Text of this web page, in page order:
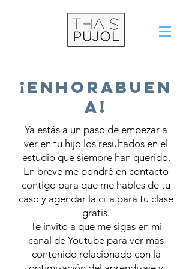
¡Enhorabuen
a!
Ya estás a un paso de empezar a
ver en tu hijo los resultados en el
estudio que siempre han querido.
En breve me pondré en contacto
contigo para que me hables de tu
caso y agendar la cita para tu clase
gratis.
Te invito a que me sigas en mi
canal de Youtube para ver más
contenido relacionado con la